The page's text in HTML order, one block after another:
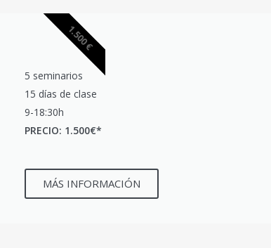
5 seminarios
15 días de clase
9-18:30h
PRECIO: 1.500€*
MÁS INFORMACIÓN
1.500 €